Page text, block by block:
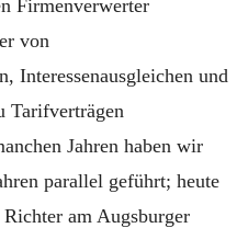
Firmenverwerter
von
Interessenausgleichen und
Tarifverträgen
Jahren haben wir
parallel geführt; heute
am Augsburger